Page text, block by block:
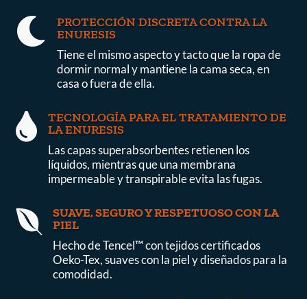

PROTECCIÓN DISCRETA CONTRA LA
ENURESIS
Tiene el mismo aspecto y tacto que la ropa de
dormir normal y mantiene la cama seca, en
casa o fuera de ella.

TECNOLOGÍA PARA EL TRATAMIENTO DE
LA ENURESIS
Las capas superabsorbentes retienen los
líquidos, mientras que una membrana
impermeable y transpirable evita las fugas.

SUAVE, SEGURO Y RESPETUOSO CON LA
PIEL
Hecho de Tencel™ con tejidos certificados
Oeko-Tex, suaves con la piel y diseñados para la
comodidad.